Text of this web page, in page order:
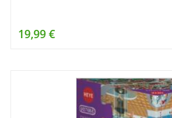
19,99 €